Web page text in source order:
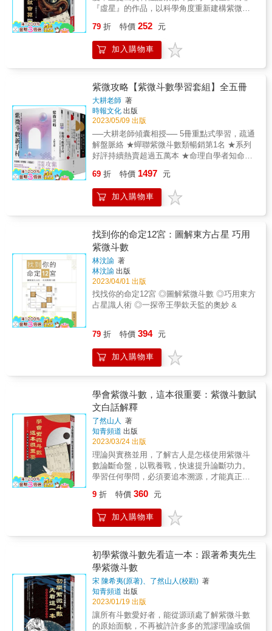
禁汗顏，真不知台灣的教授是否私下做了研
諸野」的另一門？ & 為此，許久以前，緣結
現「紫微斗數」竟擁有豐盛非凡的智慧。筆者
於大學時主攻古文學，後又熱衷於企管學，於
新舊兩極與文商兩端，抱持著對生命的高度認
同感，竟也獲得「多態統一」的人生美感，故
不敢敝帚自珍，啟筆寫紫微系列，以之奉獻後
學，期望更多人加入研究的行列，去除人生的
矛盾，向生命認同。 & 筆者花了將近一年的時
間，寫了「紫微初階」與「紫微進階」。在次
序上，先完成「紫微進階」，事後為求完整，
使未習斗數者能在完全不懂的狀況下自行修
習，所以遲延了「紫微進階」的出版，待到
「紫微初階」脫稿，一併呈給讀者。 & 「紫微
初階」對斗數的起源，與斗數一般查表排盤，
皆作最詳盡的解說，而且兼採各家論說，免使
讀者耗時翻查眾籍了對於排盤的古訣，也一一
羅列。更重要的是，筆者也坦白地指出，當今
些星曜，二來可知目前那些星曜可用，可免滿
盤星辰耀眼，徒眩心神。 & 「紫微進階」對於
排盤，進化到「掌上排盤」，而且涵蓋了所有
論斷吉凶的法則，並指出若干可以續行研究的
方向。 & 筆者尚有許多更進一步的心得，期望
來日繼續編寫。更祈先修後學，不吝賜教，若
有一言相授，筆者自亦誠心拜受。 & 以是為序
紫斗的同好談及，紫斗論命，星情重要？抑或
四化重要？筆者認為二者應是互為體用的。詳
究其間的關係，或者可以如此比擬它們：命盤
(天地人三盤)是骨架，星情是肌肉髮膚，而四化
是血脈、神經系統，這是缺一不可的，猶如一
了鬼魅了嗎？因此，筆名的論調是三者必須齊
頭並進，廢一不可。而本書因囿於篇幅，筆者
只得著重在排盤星躔的原理，與星曜知性的原
則，所以在四化上，言之過於簡略，僅能稍見
端倪，這是在一本書內無法解決的必然缺失，
只得敬請讀者期待，筆者將會陸續推出一系列
的紫斗叢書。 & 本書中第一章的命理發蒙，如
的，筆者儘量羅列，並述說其意，惟恐佔去太
以後陸續敘明。當寫完本書後，更加體會到紫
斗的浩瀚；本書若有優點，裨益讀者，功在前
人，若有誤謬疏漏之處，罪在筆者。伏望讀者
與前輩不吝賜教，此筆者之願也。 & 本書撰寫
期間，多蒙家兄蘇俊源先生之督促，並蒙摯友
郭聰憲、張天惠二位先生多方協助，尤承林英
明先生校讎，並提供許多寶貴意見，在此一併
致謝。 & 中華民國七十八年歲次己巳季春末勸
學齋主 謹序 &
經》中有云：「我命在我不在天。」天乃大自
然，瞭解祂就可「順其自然」地運用祂，於是
發展成五術。 & 在研究與論斷命理的過程中，
題，而不自知。論命者以「鐵口直斷」為洋洋
自得的終極目標，問命者也追求著「鐵口直
斷」的答案。既知答案「必然」如何，豈又能
「趨吉避凶」？不知是什麼道理，一方還掰得
下去？一方還聽得進去？難道不知道彼此期待
的「鐵口直斷」是矛，「趨吉避凶」是盾嗎？
請各位以此矛，攻此盾。 & 「孤陰不生，孤陽
不長。」是學命理者耳熟能詳的道理。陰靜不
變，陽動必變，通達此點，方能在「鐵口直
斷」與「趨吉避凶」之間，認清命理偉大的價
值。 & 命理就是人生，人生不離命理。這裡所
謂的「命理」，是具有正確觀念的命理，她的
使命是帶給人「當下」就開始起步的幸福與快
樂。想要創造未來，只須不斷創造當下。 & 最
後我要告訴各位勸學齋的主張： 一、宮、星、
者以神佛之心為心，除了慈悲，還是慈悲。
三、命理很神奇，但不要神話自己，盡可能將
理說明白。 & 想要寫的心得還不少，所以這本
書叫「紫微高階之一」，是不限制自己在有生
之年寫多少本的用意。此門學問浩瀚，再多幾
本也寫不盡，惟盡心力而已。 &
與行為傾向了。 & 才華和潛能，一生的吉和
兇、好和壞，在紫微斗數中皆可窺知。 &
『虛星』的作品，以科學角度重新建構紫微斗
聽並用，取得最好學習效果。 作者-了然山人老
師從天文科學、星曜及曆法的角度解析出流傳
數千年的紫微斗數星命學隱藏在背後的天文科
數同好邁入星命學的殿堂，是一本不可錯過的
傑出作品。
79 折 特價 252 元
加入購物車
紫微攻略【紫微斗數學習套組】全五冊
大耕老師 著
時報文化 出版
2023/05/09 出版
──大耕老師傾囊相授── 5冊重點式學習，疏通
解盤脈絡 ★蟬聯紫微斗數類暢銷第1名 ★系列
好評持續熱賣超過五萬本 ★命理自學者知命掌
的書寫風格解惑命理，公開斗數界不願一開始
就教的技巧訣竅， 讀懂這套書，解盤準度
「咻」地成長！── 談宮位、論星曜、教解盤，
分享他如何在一紙斗數命盤中，提前為人生問
題找到策略和力量。針對多數人對於事業、感
情、財運等人生大事的好奇與煩惱，手把手一
步步教你用紫微斗數看出端倪，提出貼近現代
的理性解釋，幫助大家提升解盤的準確度！
《紫微攻略》是一套提煉出斗數學習重點的經
典，值得品讀收藏 ‧《紫微斗數新手村》 通透
解盤的底層邏輯，新手晉級高手的命理橋樑
Ｑ＆Ａ。 ‧《紫微攻略1》 學習斗數的扎根基礎
下，宮位環境、運限對星曜產生的影響，提出
「煞忌交會」秘訣，找出人生衝刺和避險的時
機。 ‧《紫微攻略2》 深度介紹四化，包含重要
數學習者累積功力，解盤時直指核心。 ‧《紫微
攻略3》（上下冊） 論解星曜，必談對宮。多
達20萬字分列上下冊，精細解說14主星、雙星
組合、四煞星、空劫星，徹底掌握星曜對應於
不同宮位時的真正內涵。 &
69 折 特價 1497 元
加入購物車
找到你的命定12宮：圖解東方占星 巧用
紫微斗數
林汶諭 著
林汶諭 出版
2023/04/01 出版
找找你的命定12宮 ◎圖解紫微斗數 ◎巧用東方
占星識人術 ◎一探帝王學欽天監的奧妙 &
79 折 特價 394 元
加入購物車
學會紫微斗數，這本很重要：紫微斗數賦
文白話解釋
了然山人 著
知青頻道 出版
2023/03/24 出版
理論與實務並用，了解古人是怎樣使用紫微斗
數論斷命盤，以戰養戰，快速提升論斷功力。
學習任何學問，必須要追本溯源，才能真正了
就如同《心經》一樣，短短幾個字，往往蘊藏
了無限的深意，因此解讀古賦文，如果沒有豐
富的實務經驗與厚實的學術基礎，相當難以訓
本書，真的很困難。 經過6年多的努力，超過
20年以上的醞釀，慢慢的把這些內容一點一滴
的匯聚成冊。希望能藉由這本書的問世，讓更
多人能清楚知道什麼是紫微斗數，它的源頭是
什麼，它的本質是什麼。 &
9 折 特價 360 元
加入購物車
初學紫微斗數先看這一本：跟著希夷先生
學紫微斗數
宋 陳希夷(原著)、了然山人(校勘) 著
知青頻道 出版
2023/01/19 出版
讓所有斗數愛好者，能從源頭處了解紫微斗數
的原始面貌，不再被許許多多的荒謬理論或個